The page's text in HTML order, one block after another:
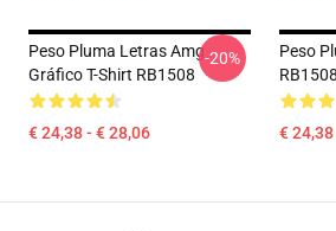
Peso Pluma Letras Amg
Gráfico T-Shirt RB1508
€ 24,38 - € 28,06
-20%
Peso
RB1508
€